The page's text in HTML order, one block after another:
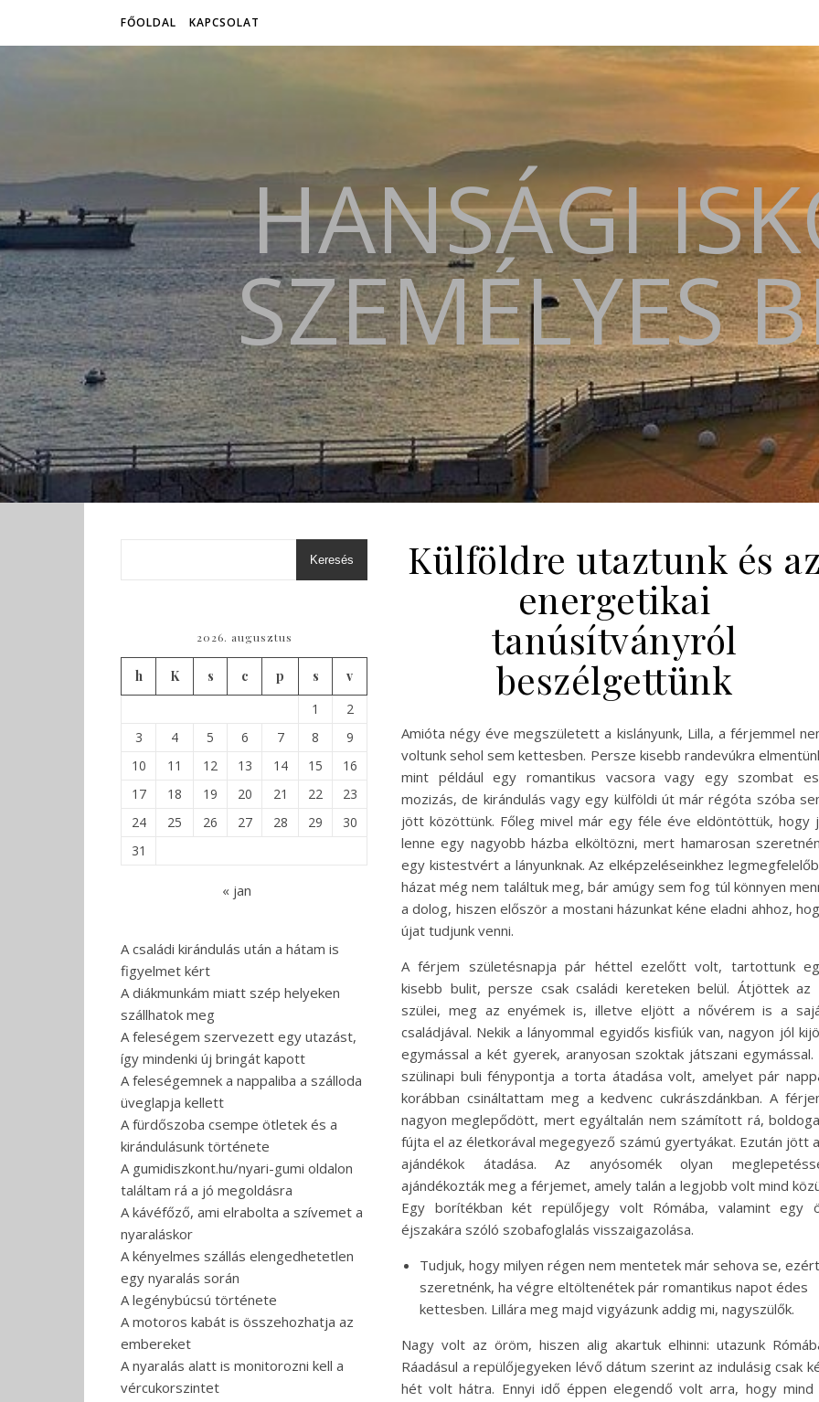
FŐOLDAL KAPCSOLAT
HANSÁGI
SZEMÉLYES
Keresés
2026. augusztus
h K s c p s
v
1
2
3
4 5 6 7 8
9
10
11 12 13 14 15
16
17
18 19 20 21 22
23
24
25 26 27 28 29
30
31
« jan
A családi kirándulás után a hátam is
figyelmet kért
A diákmunkám miatt szép helyeken
szállhatok meg
A feleségem szervezett egy utazást,
így mindenki új bringát kapott
A feleségemnek a nappaliba a szálloda
üveglapja kellett
A fürdőszoba csempe ötletek és a
kirándulásunk története
A gumidiszkont.hu/nyari-gumi oldalon
találtam rá a jó megoldásra
A kávéfőző, ami elrabolta a szívemet a
nyaraláskor
A kényelmes szállás elengedhetetlen
egy nyaralás során
A legénybúcsú története
A motoros kabát is összehozhatja az
embereket
A nyaralás alatt is monitorozni kell a
vércukorszintet
Külföldre utaztunk és az
energetikai
tanúsítványról
beszélgettünk
Amióta négy éve megszületett a kislányunk, Lilla, a férjemmel
voltunk sehol sem kettesben. Persze kisebb randevúkra
mint például egy romantikus vacsora vagy egy szombat
mozizás, de kirándulás vagy egy külföldi út már régóta szóba
jött közöttünk. Főleg mivel már egy féle éve eldöntöttük, hogy
lenne egy nagyobb házba elköltözni, mert hamarosan
egy kistestvért a lányunknak. Az elképzeléseinkhez
házat még nem találtuk meg, bár amúgy sem fog túl könnyen
a dolog, hiszen először a mostani házunkat kéne eladni ahhoz,
újat tudjunk venni.
A férjem születésnapja pár héttel ezelőtt volt, tartottunk
kisebb bulit, persze csak családi kereteken belül. Átjöttek az
szülei, meg az enyémek is, illetve eljött a nővérem is a
családjával. Nekik a lányommal egyidős kisfiúk van, nagyon jól
egymással a két gyerek, aranyosan szoktak játszani egymással.
szülinapi buli fénypontja a torta átadása volt, amelyet pár
korábban csináltattam meg a kedvenc cukrászdánkban. A
nagyon meglepődött, mert egyáltalán nem számított rá,
fújta el az életkorával megegyező számú gyertyákat. Ezután jött
ajándékok átadása. Az anyósomék olyan
ajándékozták meg a férjemet, amely talán a legjobb volt mind
Egy borítékban két repülőjegy volt Rómába, valamint egy
éjszakára szóló szobafoglalás visszaigazolása.
Tudjuk, hogy milyen régen nem mentetek már sehova se, ezért
szeretnénk, ha végre eltöltenétek pár romantikus napot édes
kettesben. Lillára meg majd vigyázunk addig mi, nagyszülők.
Nagy volt az öröm, hiszen alig akartuk elhinni: utazunk
Ráadásul a repülőjegyeken lévő dátum szerint az indulásig csak
hét volt hátra. Ennyi idő éppen elegendő volt arra, hogy mind